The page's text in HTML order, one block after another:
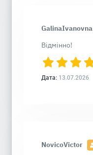
GalinaIvanovna
Відмінно!
Дата: 13.07.2026
NovicoVictor